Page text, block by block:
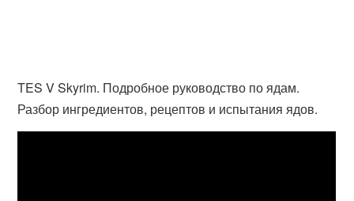
TES V Skyrim. Подробное руководство по ядам.
Разбор ингредиентов, рецептов и испытания ядов.